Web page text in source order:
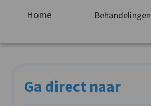
Home Behandelingen
Ga direct naar